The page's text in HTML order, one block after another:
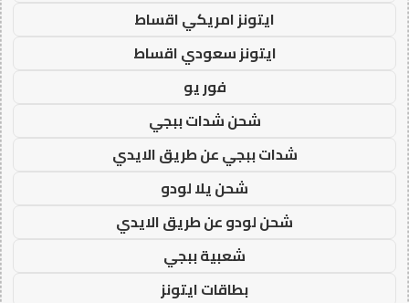
ايتونز امريكي اقساط
ايتونز سعودي اقساط
فور يو
شحن شدات ببجي
شدات ببجي عن طريق الايدي
شحن يلا لودو
شحن لودو عن طريق الايدي
شعبية ببجي
بطاقات ايتونز